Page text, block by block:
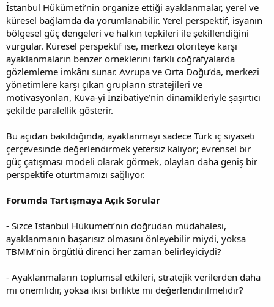
İstanbul Hükümeti’nin organize ettiği ayaklanmalar, yerel ve
küresel bağlamda da yorumlanabilir. Yerel perspektif, isyanın
bölgesel güç dengeleri ve halkın tepkileri ile şekillendiğini
vurgular. Küresel perspektif ise, merkezi otoriteye karşı
ayaklanmaların benzer örneklerini farklı coğrafyalarda
gözlemleme imkânı sunar. Avrupa ve Orta Doğu’da, merkezi
yönetimlere karşı çıkan grupların stratejileri ve
motivasyonları, Kuva-yi İnzibatiye’nin dinamikleriyle şaşırtıcı
şekilde paralellik gösterir.
Bu açıdan bakıldığında, ayaklanmayı sadece Türk iç siyaseti
çerçevesinde değerlendirmek yetersiz kalıyor; evrensel bir
güç çatışması modeli olarak görmek, olayları daha geniş bir
perspektife oturtmamızı sağlıyor.
Forumda Tartışmaya Açık Sorular
- Sizce İstanbul Hükümeti’nin doğrudan müdahalesi,
ayaklanmanın başarısız olmasını önleyebilir miydi, yoksa
TBMM’nin örgütlü direnci her zaman belirleyiciydi?
- Ayaklanmaların toplumsal etkileri, stratejik verilerden daha
mı önemlidir, yoksa ikisi birlikte mi değerlendirilmelidir?